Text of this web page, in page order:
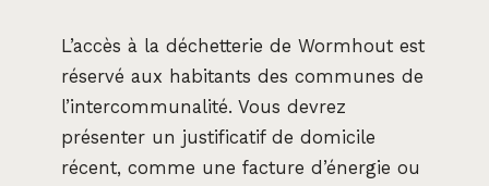
L’accès à la déchetterie de Wormhout est
réservé aux habitants des communes de
l’intercommunalité. Vous devrez
présenter un justificatif de domicile
récent, comme une facture d’énergie ou